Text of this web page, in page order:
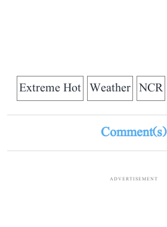
NCR
Weather
Extreme Hot
Comment(s)
ADVERTISEMENT